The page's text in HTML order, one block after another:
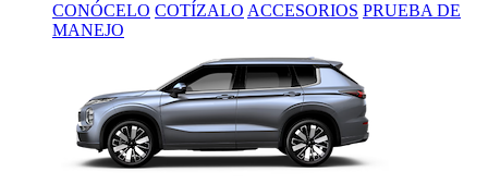
CONÓCELO COTÍZALO ACCESORIOS PRUEBA DE
MANEJO